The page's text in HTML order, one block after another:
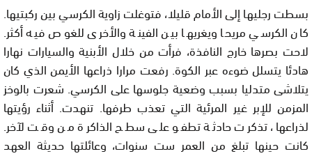
بسطت رجليها إلى الأمام قليلا، فتوغلت زاوية الكرسي بين ركبتيها.
كان الكرسي مريحا ويغريها بين الفينة والأخرى للغوص فيه أكثر.
لاحت بصرها خارج النافذة، فرأت من خلال الأبنية والسيارات نهارا
هادئا يتسلل ضوءه عبر الكوة. رفعت مرارا ذراعها الأيمن الذي كان
يتلاشى متدليا بسبب وضعية جلوسها على الكرسي. شعرت بالوخز
المزمن للإبر غير المرئية التي تعذب طرفها. تنهدت. أثناء رؤيتها
لذراعها، تذكرت حادثة تطفو على سطح الذاكرة من وقت لآخر.
كانت حينها تبلغ من العمر ست سنوات، وعائلتها حديثة العهد